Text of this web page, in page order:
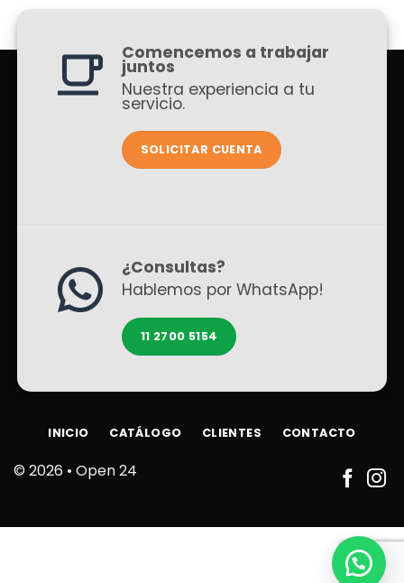
Comencemos a trabajar
juntos
Nuestra experiencia a tu
servicio.
SOLICITAR CUENTA
¿Consultas?
Hablemos por WhatsApp!
11 2700 5154
© 2026 • Open 24
INICIO CATÁLOGO CLIENTES CONTACTO